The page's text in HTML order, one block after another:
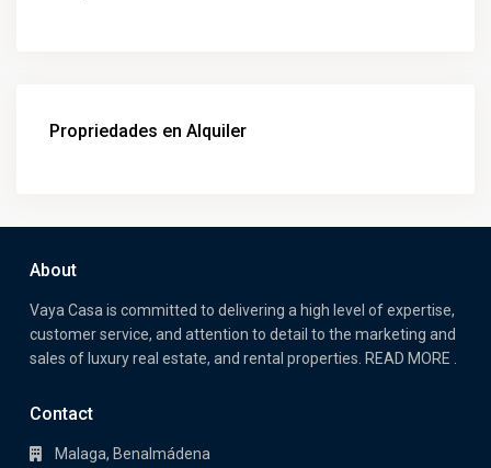
Propriedades en Alquiler
About
Vaya Casa is committed to delivering a high level of expertise,
customer service, and attention to detail to the marketing and
sales of luxury real estate, and rental properties. READ MORE .
Contact
Malaga, Benalmádena